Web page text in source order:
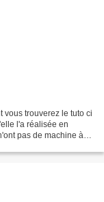
vous trouverez le tuto ci
l'a réalisée en
pas de machine à